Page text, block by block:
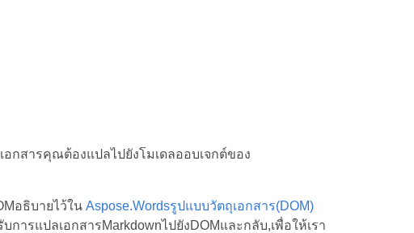
กสารคุณต้องแปลไปยังโมเดลออบเจกต์ของ
อธิบายไว้ใน Aspose.Wordsรูปแบบวัตถุเอกสาร(DOM)
ารแปลเอกสารMarkdownไปยังDOMและกลับ,เพื่อให้เรา